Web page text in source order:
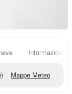
Informazioni
Mappe Meteo